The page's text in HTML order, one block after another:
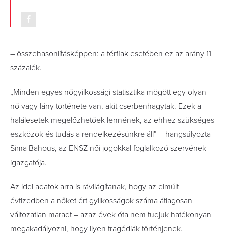
– összehasonlításképpen: a férfiak esetében ez az arány 11
százalék.
„Minden egyes nőgyilkossági statisztika mögött egy olyan
nő vagy lány története van, akit cserbenhagytak. Ezek a
halálesetek megelőzhetőek lennének, az ehhez szükséges
eszközök és tudás a rendelkezésünkre áll” – hangsúlyozta
Sima Bahous, az ENSZ női jogokkal foglalkozó szervének
igazgatója.
Az idei adatok arra is rávilágítanak, hogy az elmúlt
évtizedben a nőket ért gyilkosságok száma átlagosan
változatlan maradt – azaz évek óta nem tudjuk hatékonyan
megakadályozni, hogy ilyen tragédiák történjenek.